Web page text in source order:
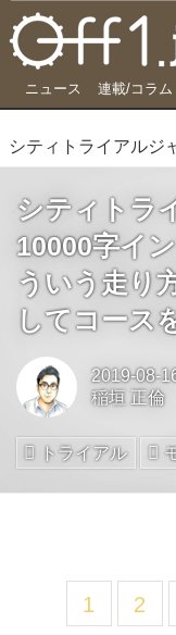
ニュース 連載/コラム
シティトラ
10000字イ
ういう走り
してコース
2019-08-
稲垣 正倫
トライアル
1 2